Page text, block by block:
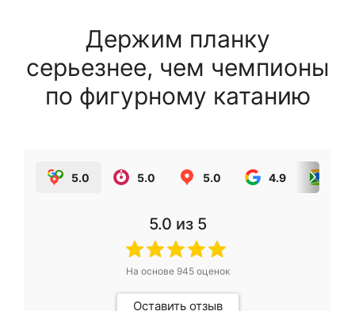
Держим планку
серьезнее, чем чемпионы
по фигурному катанию
5.0 5.0 5.0 4.9
5.0 из 5
На основе 945оценок
Оставить отзыв